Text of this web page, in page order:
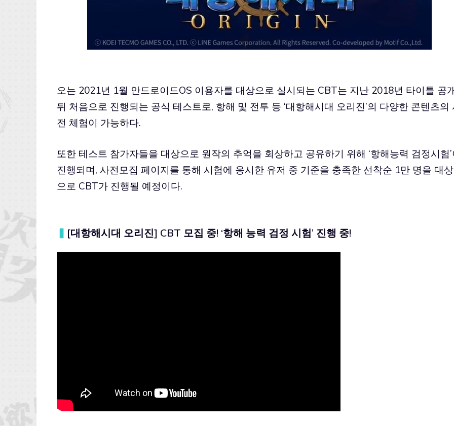
오는 2021년 1월 안드로이드OS 이용자를 대상으로 실시되는 CBT는 지난 2018년 타이틀 공
뒤 처음으로 진행되는 공식 테스트로, 항해 및 전투 등 ‘대항해시대 오리진’의 다양한 콘텐츠의
전 체험이 가능하다.
또한 테스트 참가자들을 대상으로 원작의 추억을 회상하고 공유하기 위해 ‘항해능력 검정시험
진행되며, 사전모집 페이지를 통해 시험에 응시한 유저 중 기준을 충족한 선착순 1만 명을 대상
으로 CBT가 진행될 예정이다.
▍ [대항해시대 오리진] CBT 모집 중! ‘항해 능력 검정 시험’ 진행 중!